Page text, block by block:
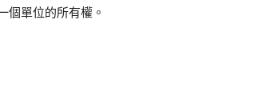
個單位的所有權。